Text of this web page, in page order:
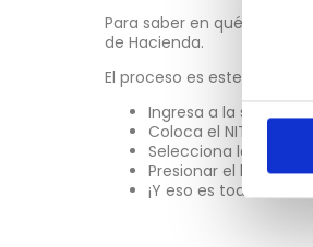
Para saber en qué grupo
de Hacienda.
El proceso es este:
Ingresa a la sección
Coloca el NIT o el DUI.
Selecciona la opción
Presionar el botón
¡Y eso es todo!